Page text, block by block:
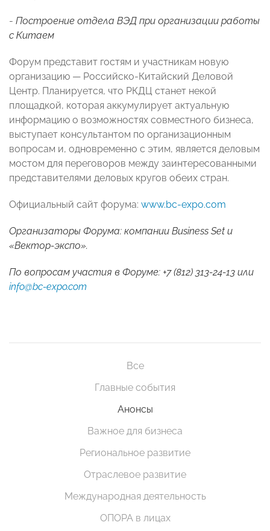
- Построение отдела ВЭД при организации работы
с Китаем
Форум представит гостям и участникам новую
организацию — Российско-Китайский Деловой
Центр. Планируется, что РКДЦ станет некой
площадкой, которая аккумулирует актуальную
информацию о возможностях совместного бизнеса,
выступает консультантом по организационным
вопросам и, одновременно с этим, является деловым
мостом для переговоров между заинтересованными
представителями деловых кругов обеих стран.
Официальный сайт форума: www.bc-expo.com
Организаторы Форума: компании Business Set и
«Вектор-экспо».
По вопросам участия в Форуме: +7 (812) 313-24-13 или
info@bc-expo.com
Все
Главные события
Анонсы
Важное для бизнеса
Региональное развитие
Отраслевое развитие
Международная деятельность
ОПОРА в лицах